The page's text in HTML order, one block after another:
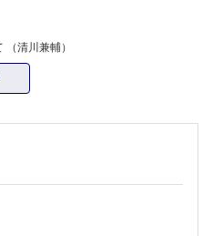
清川兼輔）
症例集2―顔面―
出術と遊離皮弁による再建を行った3
ほか）
コントロールに難渋した顔面動静脈奇
硬化療法に耳介形成手術を組み合わせ